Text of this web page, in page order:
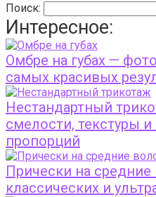
Поиск:
Интересное:
Омбре на губах —
самых красивых
Нестандартный
смелости, текстуры
пропорций
Прически на
классических и